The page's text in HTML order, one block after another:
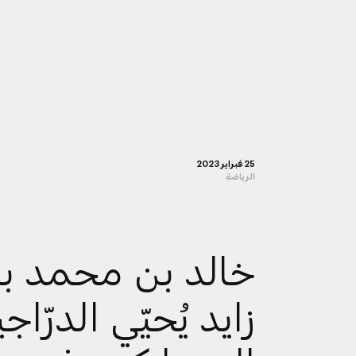
25 فبراير 2023
الرياضة
خالد بن محمد
زايد يُحيّي